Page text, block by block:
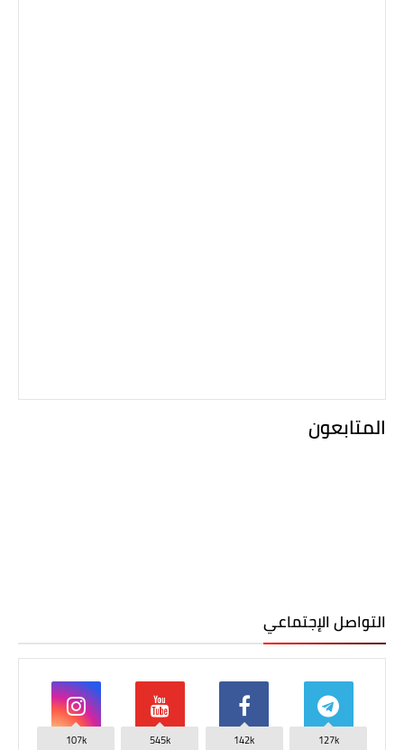
المتابعون
التواصل الإجتماعي
127k
142k
545k
107k